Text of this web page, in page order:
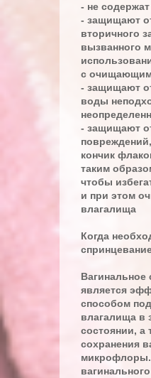
- не
- защищают
вторичного
вызванного
с
- защищают
воды
- защищают
кончик
таким
чтобы
и при этом
влагалища
Когда
Вагинальное
является
способом
влагалища в
состоянии, а
сохранения